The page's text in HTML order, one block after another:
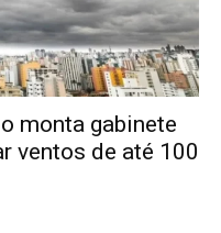
monta gabinete
ventos de até 100